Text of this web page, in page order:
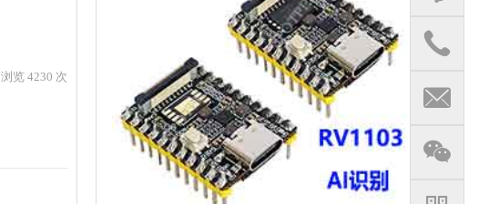
浏览 4230 次